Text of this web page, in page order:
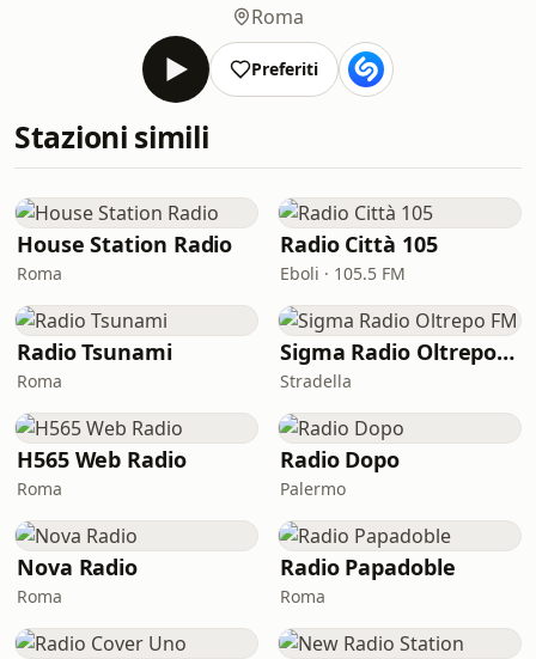
Roma
Preferiti
Stazioni simili
House Station Radio
Roma
Radio Città 105
Eboli · 105.5 FM
Radio Tsunami
Roma
Sigma Radio Oltrepo FM
Stradella
H565 Web Radio
Roma
Radio Dopo
Palermo
Nova Radio
Roma
Radio Papadoble
Roma